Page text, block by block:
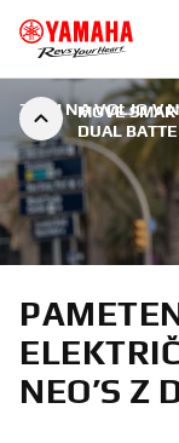
MOVE
DUAL
ZDAJ NA VOLJO V
NEO’S Z